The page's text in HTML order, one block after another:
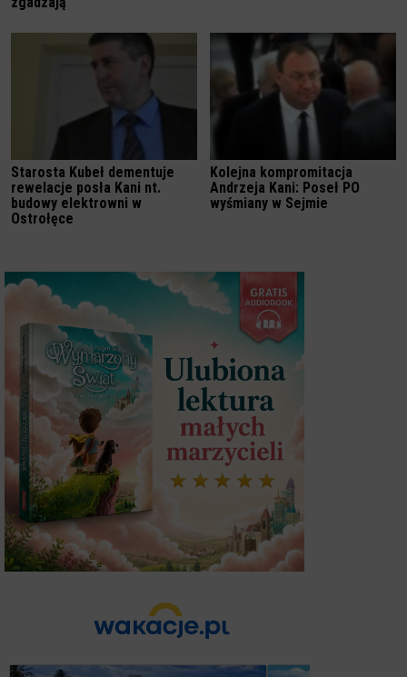
Starosta Kubeł dementuje
rewelacje posła Kani nt.
budowy elektrowni w
Ostrołęce
Kolejna kompromitacja
Andrzeja Kani: Poseł PO
wyśmiany w Sejmie